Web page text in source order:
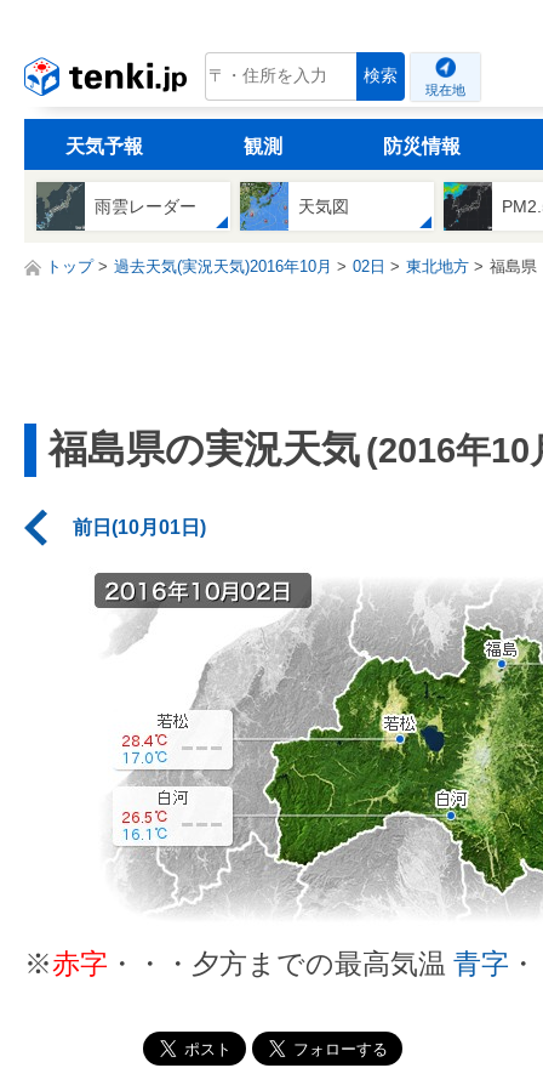
tenki.jp 検索
現在地
天気予報 観測 防災情報
雨雲レーダー 天気図
トップ 過去天気(実況天気)2016年10月 02日 東北地方 福島県
福島県の実況天気(2016年10
前日(10月01日)
※赤字 ・・・夕方までの最高気温 青字